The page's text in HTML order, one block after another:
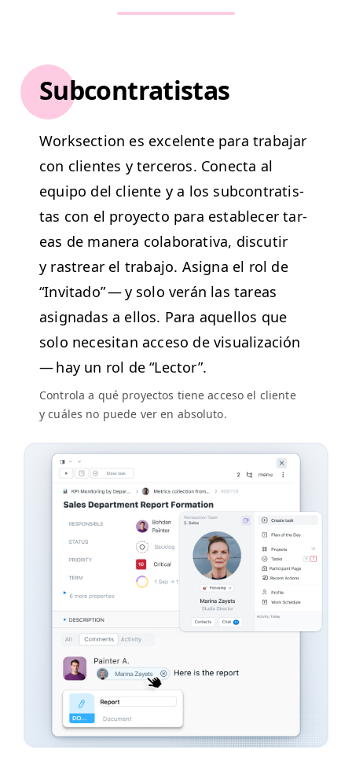
Subcontratistas
Work­sec­tion es exce­lente para tra­ba­jar
con clientes y ter­ceros. Conec­ta al
equipo del cliente y a los sub­con­tratis­
tas con el proyec­to para estable­cer tar­
eas de man­era colab­o­ra­ti­va, dis­cu­tir
y ras­trear el tra­ba­jo. Asigna el rol de
“Invi­ta­do” — y solo verán las tar­eas
asig­nadas a ellos. Para aque­l­los que
solo nece­si­tan acce­so de visu­al­ización
— hay un rol de“Lec­tor”.
Con­tro­la a qué proyec­tos tiene acce­so el cliente
y cuáles no puede ver en absoluto.